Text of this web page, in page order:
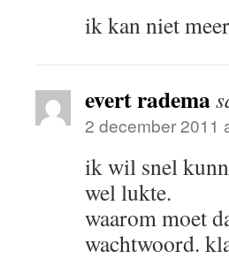
ik kan niet
evert radema
2 december 2011
ik wil snel
wel lukte.
waarom moet
wachtwoord.